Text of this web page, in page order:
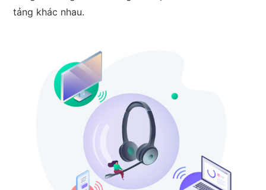
tảng khác nhau.